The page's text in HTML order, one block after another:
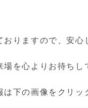
りますので、安心
を心よりお待ちし
下の画像をクリッ